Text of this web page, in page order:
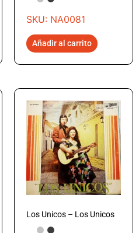
SKU: NA0081
Añadir al carrito
Los Unicos – Los Unicos